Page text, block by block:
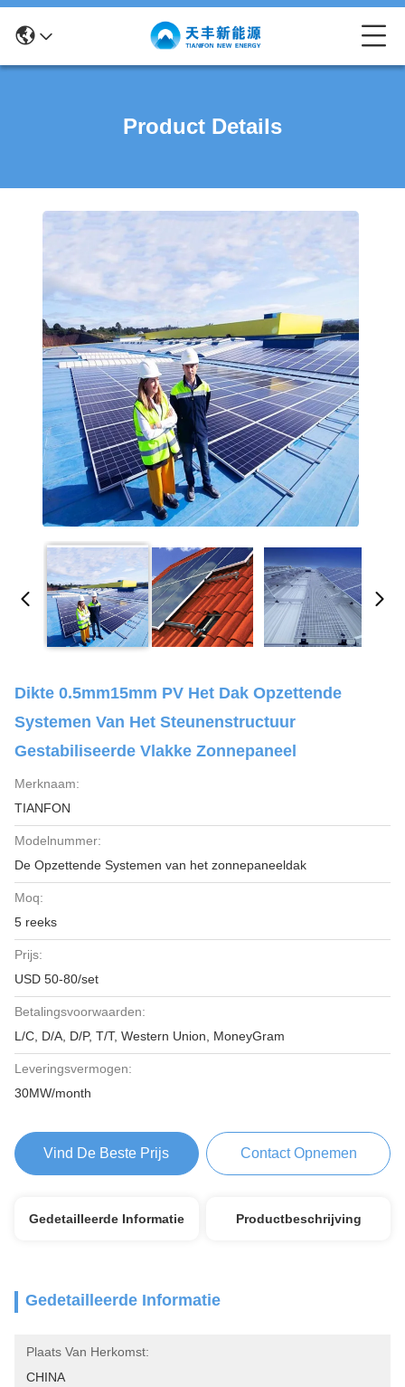
Product Details
Dikte 0.5mm15mm PV Het Dak Opzettende
Systemen Van Het Steunenstructuur
Gestabiliseerde Vlakke Zonnepaneel
Merknaam:
TIANFON
Modelnummer:
De Opzettende Systemen van het zonnepaneeldak
Moq:
5 reeks
Prijs:
USD 50-80/set
Betalingsvoorwaarden:
L/C, D/A, D/P, T/T, Western Union, MoneyGram
Leveringsvermogen:
30MW/month
Vind De Beste Prijs Contact Opnemen
Gedetailleerde Informatie Productbeschrijving
Gedetailleerde Informatie
Plaats Van Herkomst:
CHINA